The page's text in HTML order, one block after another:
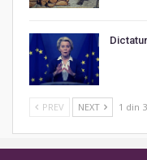
PREV NEXT 1 din